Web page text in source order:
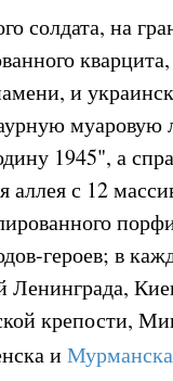
солдата, на
и
муаровую
1945", а
аллея с 12
героев; в
Ленинграда,
крепости,
иМурманска